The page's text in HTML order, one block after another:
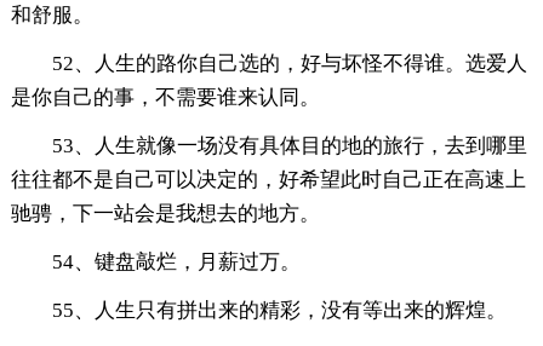
和舒服。
52、人生的路你自己选的，好与坏怪不得谁。选爱人
是你自己的事，不需要谁来认同。
53、人生就像一场没有具体目的地的旅行，去到哪里
往往都不是自己可以决定的，好希望此时自己正在高速上
驰骋，下一站会是我想去的地方。
54、键盘敲烂，月薪过万。
55、人生只有拼出来的精彩，没有等出来的辉煌。